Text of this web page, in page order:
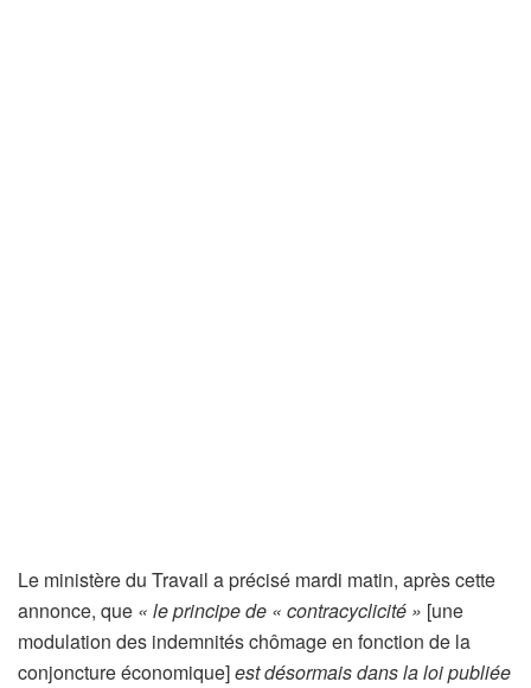
Le ministère du Travail a précisé mardi matin, après cette
annonce, que « le principe de « contracyclicité » [une
modulation des indemnités chômage en fonction de la
conjoncture économique]est désormais dans la loi publiée